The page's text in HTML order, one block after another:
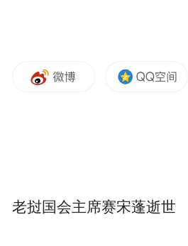
老挝国会主席赛宋蓬逝世